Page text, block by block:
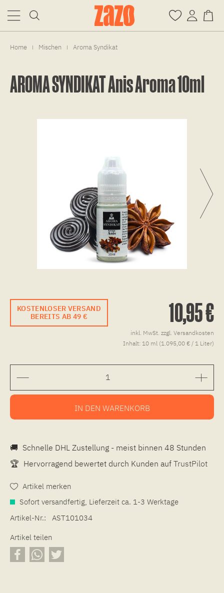
Home | Mischen | Aroma Syndikat
AROMA SYNDIKAT Anis Aroma 10ml
KOSTENLOSER VERSAND
BEREITS AB 49 €
10,95 €
inkl. MwSt. zzgl. Versandkosten
Inhalt: 10 ml (1.095,00 € / 1 Liter)
IN DEN WARENKORB
🚚 Schnelle DHL Zustellung - meist binnen 48 Stunden
🏆 Hervorragend bewertet durch Kunden auf TrustPilot
Artikel merken
Sofort versandfertig, Lieferzeit ca. 1-3 Werktage
Artikel-Nr.:
AST101034
Artikel teilen